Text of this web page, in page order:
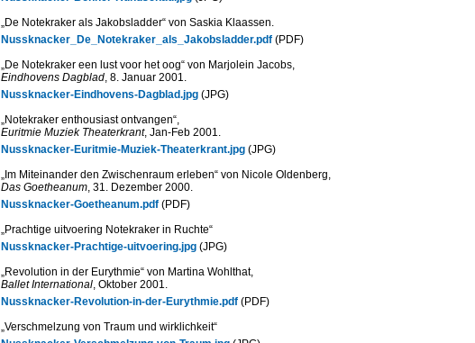
„De Notekraker als Jakobsladder“ von Saskia Klaassen.
Nussknacker_De_Notekraker_als_Jakobsladder.pdf (PDF)
„De Notekraker een lust voor het oog“ von Marjolein Jacobs,
Eindhovens Dagblad, 8. Januar 2001.
Nussknacker-Eindhovens-Dagblad.jpg (JPG)
„Notekraker enthousiast ontvangen“,
Euritmie Muziek Theaterkrant, Jan-Feb 2001.
Nussknacker-Euritmie-Muziek-Theaterkrant.jpg (JPG)
„Im Miteinander den Zwischenraum erleben“ von Nicole Oldenberg,
Das Goetheanum, 31. Dezember 2000.
Nussknacker-Goetheanum.pdf (PDF)
„Prachtige uitvoering Notekraker in Ruchte“
Nussknacker-Prachtige-uitvoering.jpg (JPG)
„Revolution in der Eurythmie“ von Martina Wohlthat,
Ballet International, Oktober 2001.
Nussknacker-Revolution-in-der-Eurythmie.pdf (PDF)
„Verschmelzung von Traum und wirklichkeit“